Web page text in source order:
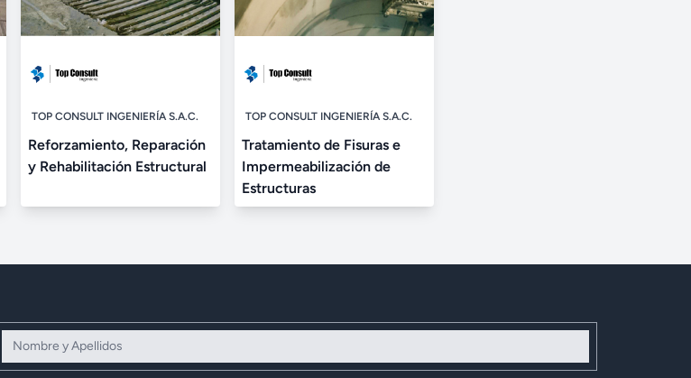
TOP CONSULT INGENIERÍA S.A.C.
Reforzamiento, Reparación
y Rehabilitación Estructural
TOP CONSULT INGENIERÍA S.A.C.
Tratamiento de Fisuras e
Impermeabilización de
Estructuras
Nombre y Apellidos